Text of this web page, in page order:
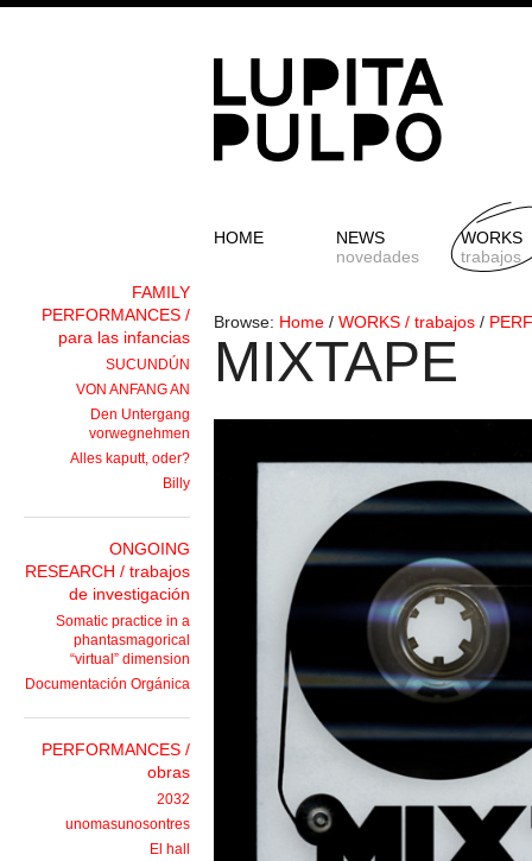
HOME
NEWS
novedades
WORKS
trabajos
Browse: Home / WORKS / trabajos /
MIXTAPE
FAMILY
PERFORMANCES /
para las infancias
SUCUNDÚN
VON ANFANG AN
Den Untergang
vorwegnehmen
Alles kaputt, oder?
Billy
ONGOING
RESEARCH / trabajos
de investigación
Somatic practice in a
phantasmagorical
“virtual” dimension
Documentación Orgánica
PERFORMANCES /
obras
2032
unomasunosontres
El hall